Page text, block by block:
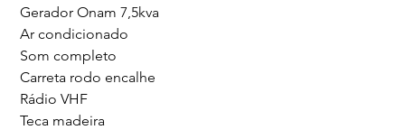
Gerador Onam 7,5kva
Ar condicionado
Som completo
Carreta rodo encalhe
Rádio VHF
Teca madeira